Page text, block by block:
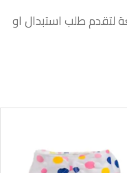
لتقدم طلب استبدال او